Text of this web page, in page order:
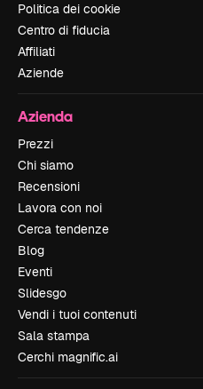
Politica dei cookie
Centro di fiducia
Affiliati
Aziende
Azienda
Prezzi
Chi siamo
Recensioni
Lavora con noi
Cerca tendenze
Blog
Eventi
Slidesgo
Vendi i tuoi contenuti
Sala stampa
Cerchi magnific.ai